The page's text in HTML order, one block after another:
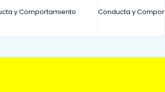
y Comportamiento Conducta y